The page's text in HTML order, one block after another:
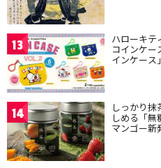
13 ハローキテ
コインケー
インケース
14 しっかり
しめる「無
マンゴー新